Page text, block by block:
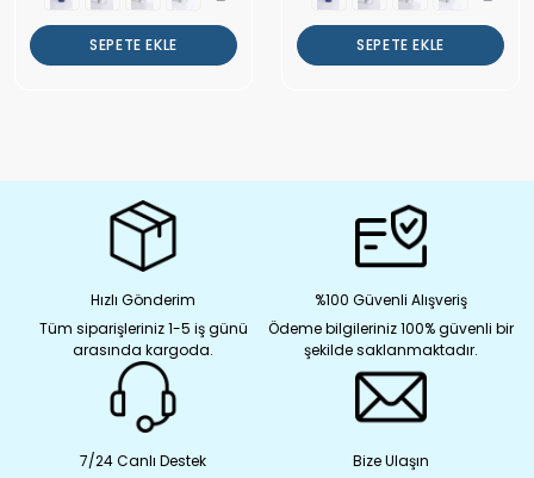
SEPETE EKLE SEPETE EKLE
Hızlı Gönderim
Tüm siparişleriniz 1-5 iş günü
arasında kargoda.
%100 Güvenli Alışveriş
Ödeme bilgileriniz 100% güvenli bir
şekilde saklanmaktadır.
7/24 Canlı Destek
Bize Ulaşın